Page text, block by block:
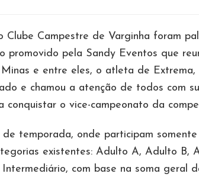
Clube Campestre de Varginha foram
promovido pela Sandy Eventos que
e entre eles, o atleta de Extrema,
e chamou a atenção de todos com
o vice-campeonato da
temporada, onde participam somente
existentes: Adulto A, Adulto B,
com base na soma geral